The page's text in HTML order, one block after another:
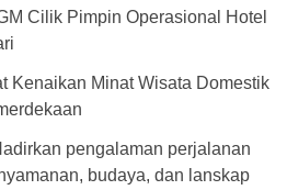
Cilik Pimpin Operasional Hotel
Kenaikan Minat Wisata Domestik
pengalaman perjalanan
budaya, dan lanskap